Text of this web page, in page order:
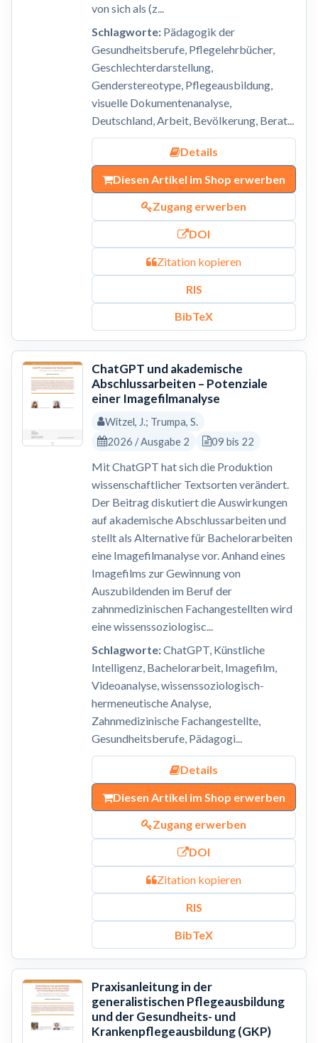
von sich als (z...
Schlagworte:Pädagogik der
Gesundheitsberufe, Pflegelehrbücher,
Geschlechterdarstellung,
Genderstereotype, Pflegeausbildung,
visuelle Dokumentenanalyse,
Deutschland, Arbeit, Bevölkerung, Berat...
Details
Diesen Artikel im Shop erwerben
Zugang erwerben
DOI
Zitation kopieren
RIS
BibTeX
ChatGPT und akademische
Abschlussarbeiten – Potenziale
einer Imagefilmanalyse
Witzel, J.; Trumpa, S.
2026 / Ausgabe 2
09 bis 22
Mit ChatGPT hat sich die Produktion
wissenschaftlicher Textsorten verändert.
Der Beitrag diskutiert die Auswirkungen
auf akademische Abschlussarbeiten und
stellt als Alternative für Bachelorarbeiten
eine Imagefilmanalyse vor. Anhand eines
Imagefilms zur Gewinnung von
Auszubildenden im Beruf der
zahnmedizinischen Fachangestellten wird
eine wissenssoziologisc...
Schlagworte:ChatGPT, Künstliche
Intelligenz, Bachelorarbeit, Imagefilm,
Videoanalyse, wissenssoziologisch-
hermeneutische Analyse,
Zahnmedizinische Fachangestellte,
Gesundheitsberufe, Pädagogi...
Details
Diesen Artikel im Shop erwerben
Zugang erwerben
DOI
Zitation kopieren
RIS
BibTeX
Praxisanleitung in der
generalistischen Pflegeausbildung
und der Gesundheits- und
Krankenpflegeausbildung (GKP)